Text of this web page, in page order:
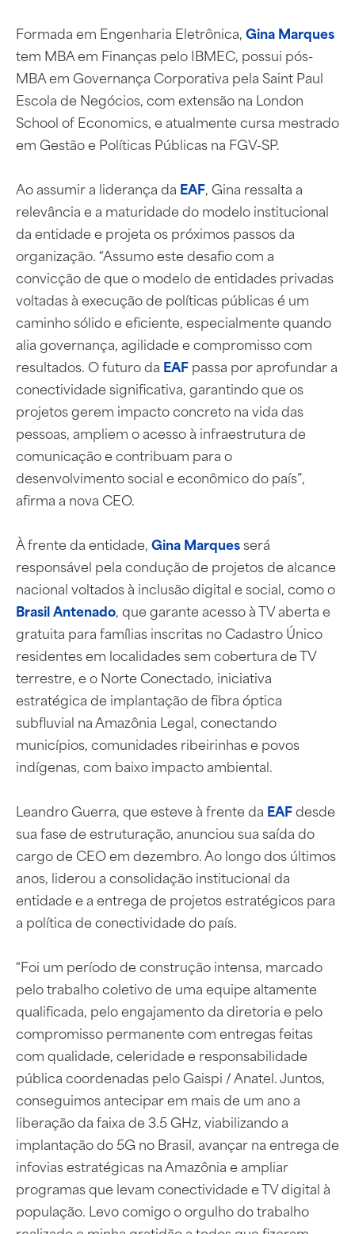
Formada em Engenharia Eletrônica,Gina Marques
tem MBA em Finanças pelo IBMEC, possui pós-
MBA em Governança Corporativa pela Saint Paul
Escola de Negócios, com extensão na London
School of Economics, e atualmente cursa mestrado
em Gestão e Políticas Públicas na FGV-SP.
Ao assumir a liderança da EAF, Gina ressalta a
relevância e a maturidade do modelo institucional
da entidade e projeta os próximos passos da
organização. “Assumo este desafio com a
convicção de que o modelo de entidades privadas
voltadas à execução de políticas públicas é um
caminho sólido e eficiente, especialmente quando
alia governança, agilidade e compromisso com
resultados. O futuro da EAFpassa por aprofundar a
conectividade significativa, garantindo que os
projetos gerem impacto concreto na vida das
pessoas, ampliem o acesso à infraestrutura de
comunicação e contribuam para o
desenvolvimento social e econômico do país”,
afirma a nova CEO.
À frente da entidade,Gina Marquesserá
responsável pela condução de projetos de alcance
nacional voltados à inclusão digital e social, como o
Brasil Antenado, que garante acesso à TV aberta e
gratuita para famílias inscritas no Cadastro Único
residentes em localidades sem cobertura de TV
terrestre, e o Norte Conectado, iniciativa
estratégica de implantação de fibra óptica
subfluvial na Amazônia Legal, conectando
municípios, comunidades ribeirinhas e povos
indígenas, com baixo impacto ambiental.
Leandro Guerra, que esteve à frente da EAFdesde
sua fase de estruturação, anunciou sua saída do
cargo de CEO em dezembro. Ao longo dos últimos
anos, liderou a consolidação institucional da
entidade e a entrega de projetos estratégicos para
a política de conectividade do país.
“Foi um período de construção intensa, marcado
pelo trabalho coletivo de uma equipe altamente
qualificada, pelo engajamento da diretoria e pelo
compromisso permanente com entregas feitas
com qualidade, celeridade e responsabilidade
pública coordenadas pelo Gaispi / Anatel. Juntos,
conseguimos antecipar em mais de um ano a
liberação da faixa de 3.5 GHz, viabilizando a
implantação do 5G no Brasil, avançar na entrega de
infovias estratégicas na Amazônia e ampliar
programas que levam conectividade e TV digital à
população. Levo comigo o orgulho do trabalho